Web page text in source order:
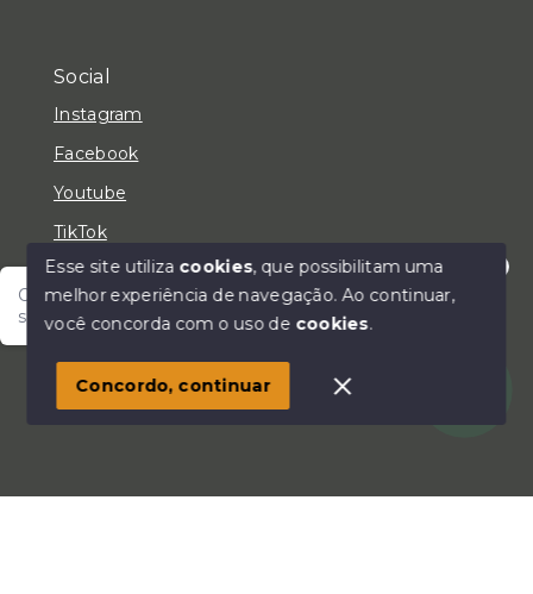
Social
Instagram
Facebook
Youtube
TikTok
© Copyright 2026 - LC Negócios Imobiliários - Todos
SITE PARA IMOBILIARIA
Olá! Fale com um de nossos corretores e encontre
seu lar!
Esse site utiliza cookies, que possibilitam uma
melhor experiência de navegação.Ao continuar,
você concorda com o uso de cookies.
Concordo, continuar